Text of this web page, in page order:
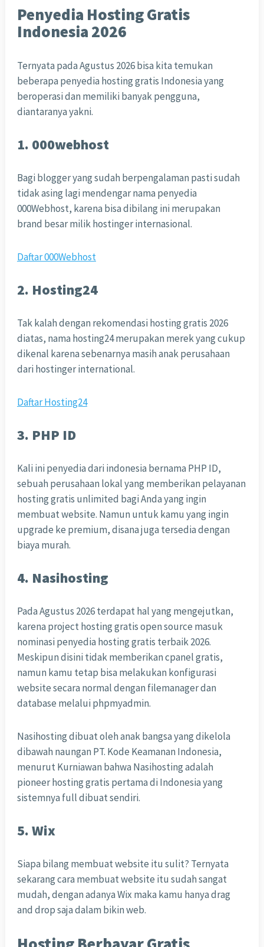
Penyedia Hosting Gratis
Indonesia 2026
Ternyata pada Agustus 2026 bisa kita temukan
beberapa penyedia hosting gratis Indonesia yang
beroperasi dan memiliki banyak pengguna,
diantaranya yakni.
1. 000webhost
Bagi blogger yang sudah berpengalaman pasti sudah
tidak asing lagi mendengar nama penyedia
000Webhost, karena bisa dibilang ini merupakan
brand besar milik hostinger internasional.
Daftar 000Webhost
2. Hosting24
Tak kalah dengan rekomendasi hosting gratis 2026
diatas, nama hosting24 merupakan merek yang cukup
dikenal karena sebenarnya masih anak perusahaan
dari hostinger international.
Daftar Hosting24
3. PHP ID
Kali ini penyedia dari indonesia bernama PHP ID,
sebuah perusahaan lokal yang memberikan pelayanan
hosting gratis unlimited bagi Anda yang ingin
membuat website. Namun untuk kamu yang ingin
upgrade ke premium, disana juga tersedia dengan
biaya murah.
4. Nasihosting
Pada Agustus 2026 terdapat hal yang mengejutkan,
karena project hosting gratis open source masuk
nominasi penyedia hosting gratis terbaik 2026.
Meskipun disini tidak memberikan cpanel gratis,
namun kamu tetap bisa melakukan konfigurasi
website secara normal dengan filemanager dan
database melalui phpmyadmin.
Nasihosting dibuat oleh anak bangsa yang dikelola
dibawah naungan PT. Kode Keamanan Indonesia,
menurut Kurniawan bahwa Nasihosting adalah
pioneer hosting gratis pertama di Indonesia yang
sistemnya full dibuat sendiri.
5. Wix
Siapa bilang membuat website itu sulit? Ternyata
sekarang cara membuat website itu sudah sangat
mudah, dengan adanya Wix maka kamu hanya drag
and drop saja dalam bikin web.